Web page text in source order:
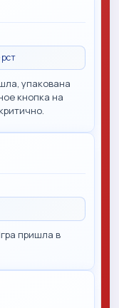
рст
упакована
кнопка на
пришла в